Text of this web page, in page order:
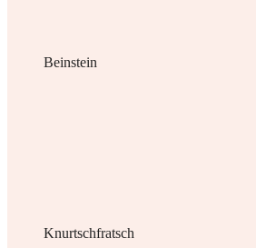
Beinstein
Knurtschfratsch